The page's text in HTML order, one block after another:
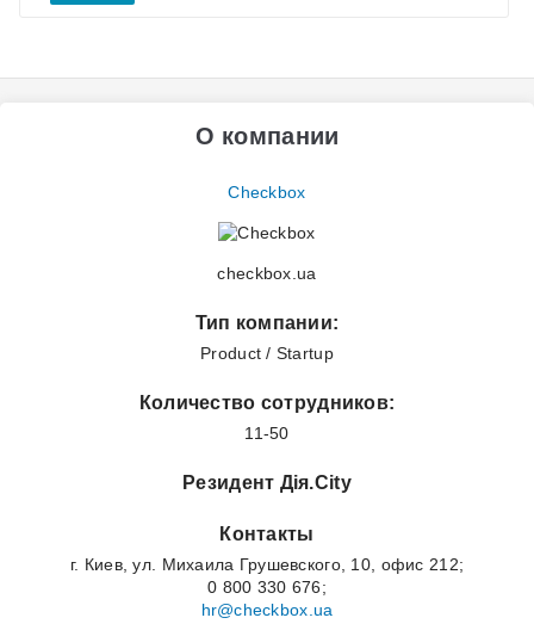
О компании
Checkbox
checkbox.ua
Тип компании:
Product / Startup
Количество сотрудников:
11-50
Резидент Дія.City
Контакты
г. Киев, ул. Михаила Грушевского, 10, офис 212;
0 800 330 676;
hr@checkbox.ua